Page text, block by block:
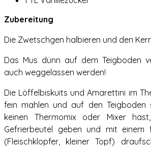
Zubereitung
Die Zwetschgen halbieren und den
Das Mus dünn auf dem Teigboden
auch weggelassen werden!
Die Löffelbiskuits und Amarettini im
fein mahlen und auf den Teigboden
keinen Thermomix oder Mixer
Gefrierbeutel geben und mit einem
(Fleischklopfer, kleiner Topf)